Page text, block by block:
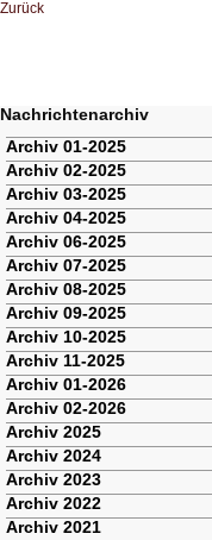
Zurück
Nachrichtenarchiv
Navigation
überspringen
Archiv 01-2025
Archiv 02-2025
Archiv 03-2025
Archiv 04-2025
Archiv 06-2025
Archiv 07-2025
Archiv 08-2025
Archiv 09-2025
Archiv 10-2025
Archiv 11-2025
Archiv 01-2026
Archiv 02-2026
Archiv 2025
Archiv 2024
Archiv 2023
Archiv 2022
Archiv 2021